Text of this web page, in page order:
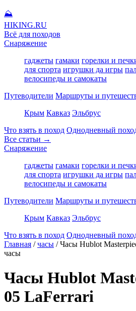
⛰
HIKING.RU
Всё для походов
Снаряжение
гаджеты гамаки горелки и
для спорта игрушки да игры
велосипеды и самокаты
Путеводители Маршруты и
Крым Кавказ Эльбрус
Что взять в поход Однодневный
Все статьи →
Снаряжение
гаджеты гамаки горелки и
для спорта игрушки да игры
велосипеды и самокаты
Путеводители Маршруты и
Крым Кавказ Эльбрус
Что взять в поход Однодневный
Главная / часы / Часы Hublot
часы
Часы Hublot
05 LaFerrari